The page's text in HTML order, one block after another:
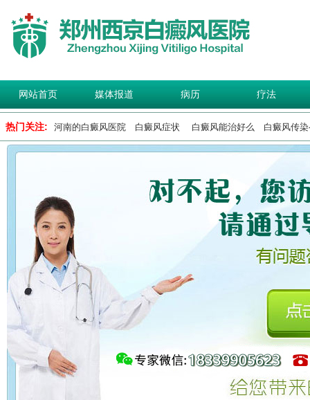
网站首页 媒体报道 病历 疗法
热门关注: 河南的白癜风医院 白癜风症状 白癜风能治好么 白癜风传